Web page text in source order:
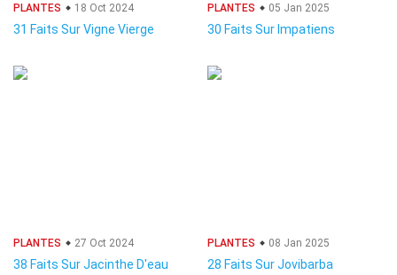
PLANTES 18 Oct 2024
31 Faits Sur Vigne Vierge
PLANTES 05 Jan 2025
30 Faits Sur Impatiens
PLANTES 27 Oct 2024
38 Faits Sur Jacinthe D'eau
PLANTES 08 Jan 2025
28 Faits Sur Jovibarba